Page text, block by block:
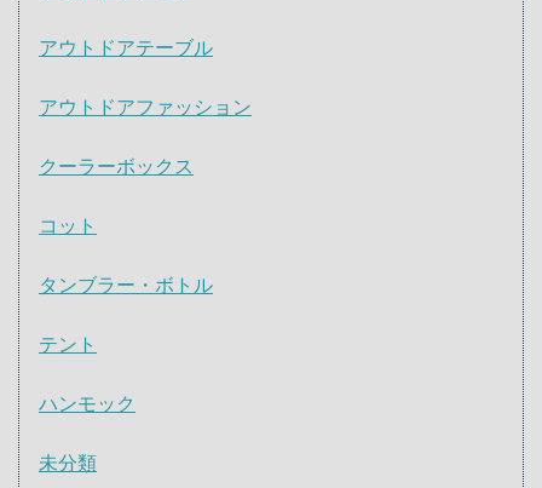
アウトドアテーブル
アウトドアファッション
クーラーボックス
コット
タンブラー・ボトル
テント
ハンモック
未分類